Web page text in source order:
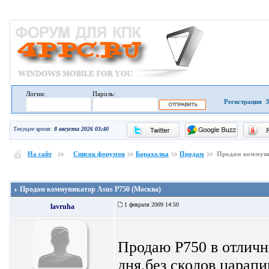
Логин:
Пароль:
Регистрация
Текущее время: 8 августа 2026 03:40
На сайт Список форумов Барахолка Продам Продам
Продам коммуникатор Asus P750 (Москва)
lavruha 1 февраля 2009 14:50
Продаю Р750 в
дня,без сколов